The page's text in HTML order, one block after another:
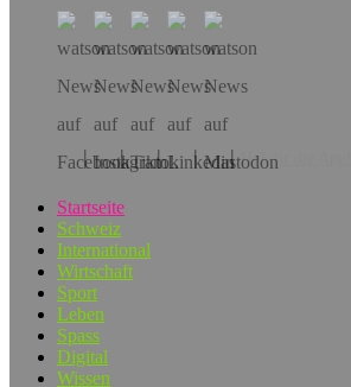
Hol dir die App!
Startseite
Schweiz
International
Wirtschaft
Sport
Leben
Spass
Digital
Wissen